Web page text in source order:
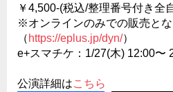
￥4,500-(税込/整理番号付き全
※オンラインのみでの販売と
（ https://eplus.jp/dyn/）
e+スマチケ：1/27(木) 12:00〜
公演詳細はこちら